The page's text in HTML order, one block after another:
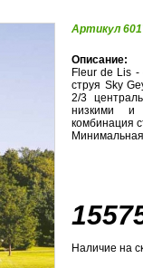
Артикул
Описание:
Fleur de Lis -
струя Sky
2/3
низкими и
комбинация
Наличие на